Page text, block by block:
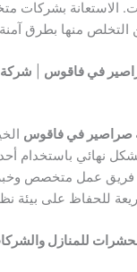
الاستعانة بشركات
منها بطرق آمنة
في فاقوس
صراصير في فاقوس
نهائي باستخدام
فريق عمل متخصص
للحفاظ على بيئة
للمنازل